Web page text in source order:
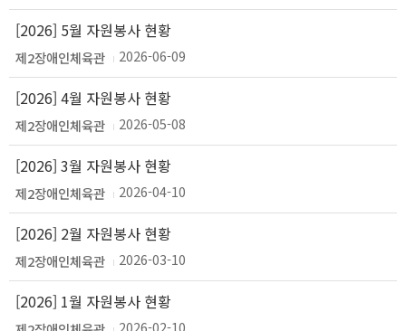
[2026] 5월 자원봉사 현황
제2장애인체육관 2026-06-09
[2026] 4월 자원봉사 현황
제2장애인체육관 2026-05-08
[2026] 3월 자원봉사 현황
제2장애인체육관 2026-04-10
[2026] 2월 자원봉사 현황
제2장애인체육관 2026-03-10
[2026] 1월 자원봉사 현황
2026-02-10